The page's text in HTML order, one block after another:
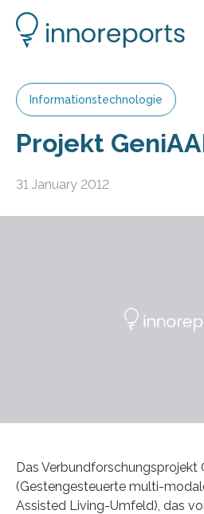
Informationstechnologie
Projekt
31 January 2012
Das Verbundforschungsprojekt
(Gestengesteuerte multi-
Assisted Living-Umfeld), das